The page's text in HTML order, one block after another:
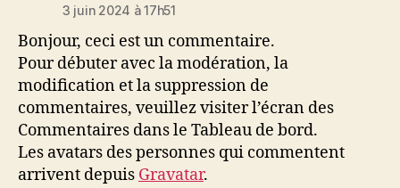
3 juin 2024 à 17h51
Bonjour, ceci est un commentaire.
Pour débuter avec la modération, la
modification et la suppression de
commentaires, veuillez visiter l’écran des
Commentaires dans le Tableau de bord.
Les avatars des personnes qui commentent
arrivent depuis Gravatar.